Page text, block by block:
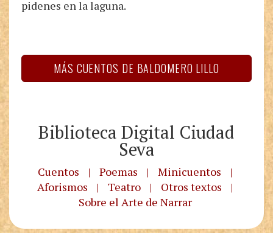
pidenes en la laguna.
MÁS CUENTOS DE BALDOMERO LILLO
Biblioteca Digital Ciudad
Seva
Cuentos | Poemas | Minicuentos
|
Aforismos
| Teatro | Otros textos
|
Sobre el Arte de Narrar